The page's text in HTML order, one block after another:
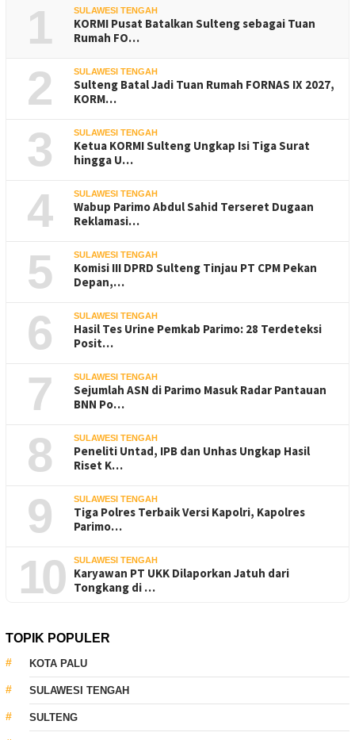
1 SULAWESI TENGAH
KORMI Pusat Batalkan Sulteng sebagai Tuan
Rumah FO…
2 SULAWESI TENGAH
Sulteng Batal Jadi Tuan Rumah FORNAS IX 2027,
KORM…
3 SULAWESI TENGAH
Ketua KORMI Sulteng Ungkap Isi Tiga Surat
hingga U…
4 SULAWESI TENGAH
Wabup Parimo Abdul Sahid Terseret Dugaan
Reklamasi…
5 SULAWESI TENGAH
Komisi III DPRD Sulteng Tinjau PT CPM Pekan
Depan,…
6 SULAWESI TENGAH
Hasil Tes Urine Pemkab Parimo: 28 Terdeteksi
Posit…
7 SULAWESI TENGAH
Sejumlah ASN di Parimo Masuk Radar Pantauan
BNN Po…
8 SULAWESI TENGAH
Peneliti Untad, IPB dan Unhas Ungkap Hasil
Riset K…
9 SULAWESI TENGAH
Tiga Polres Terbaik Versi Kapolri, Kapolres
Parimo…
10 SULAWESI TENGAH
Karyawan PT UKK Dilaporkan Jatuh dari
Tongkang di …
TOPIK POPULER
KOTA PALU
SULAWESI TENGAH
SULTENG